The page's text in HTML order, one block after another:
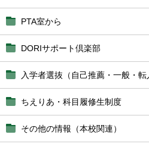
PTA室から
DORIサポート倶楽部
入学者選抜（自己推薦・一般・
ちえりあ・科目履修生制度
その他の情報（本校関連）